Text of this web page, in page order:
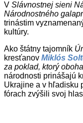
V Slávnostnej sieni
Národnostného
trinástim
kultúry.
Ako štátny tajomník
kresťanov Miklós
za poklad, ktorý
národnosti prinášajú
Ukrajine a v hľadisku
fórach zvýšili svoj